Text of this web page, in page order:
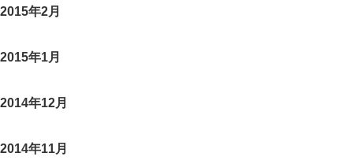
2015年2月
2015年1月
2014年12月
2014年11月